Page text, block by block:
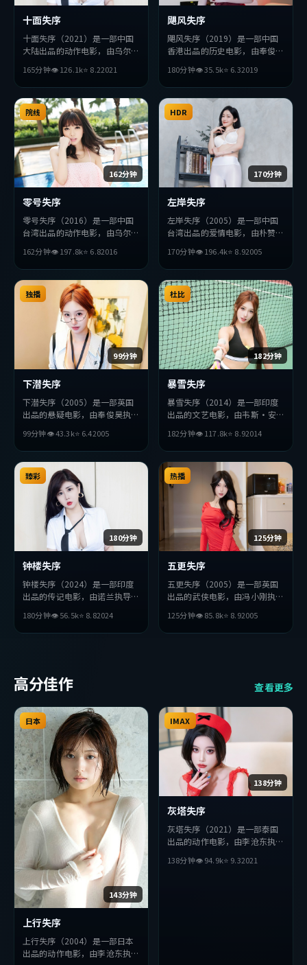
十面失序
十面失序（2021）是一部中国
大陆出品的动作电影，由乌尔善
等主演。影片在叙事与视听上力
求突破，探讨人性与抉择，节奏
张弛有度，适合喜欢该类型的观
众完整观看。
165分钟👁126.1k⭐ 8.22021
飓风失序
飓风失序（2019）是一部中国
香港出品的历史电影，由奉俊昊
安·墨菲等主演。影片在叙事
与视听上力求突破，探讨人性与
抉择，节奏张弛有度，适合喜欢
该类型的观众完整观看。
180分钟👁35.5k⭐ 6.32019
162分钟
院线
零号失序
零号失序（2016）是一部中国
台湾出品的动作电影，由乌尔善
·查拉梅等主演。影片在叙事
与视听上力求突破，探讨人性与
抉择，节奏张弛有度，适合喜欢
该类型的观众完整观看。
162分钟👁197.8k⭐ 6.82016
170分钟
HDR
左岸失序
左岸失序（2005）是一部中国
台湾出品的爱情电影，由朴赞郁
腾、廖凡等主演。影片在叙事与
视听上力求突破，探讨人性与抉
择，节奏张弛有度，适合喜欢该
类型的观众完整观看。
170分钟👁196.4k⭐ 8.92005
99分钟
独播
下潜失序
下潜失序（2005）是一部英国
出品的悬疑电影，由奉俊昊执
主演。影片在叙事与视听上力求
突破，探讨人性与抉择，节奏张
弛有度，适合喜欢该类型的观众
完整观看。
99分钟👁43.3k⭐ 6.42005
182分钟
杜比
暴雪失序
暴雪失序（2014）是一部印度
出品的文艺电影，由韦斯·安
日等主演。影片在叙事与视听上
力求突破，探讨人性与抉择，节
奏张弛有度，适合喜欢该类型的
观众完整观看。
182分钟👁117.8k⭐ 8.92014
180分钟
臻彩
钟楼失序
钟楼失序（2024）是一部印度
出品的传记电影，由诺兰执导，
演。影片在叙事与视听上力求突
破，探讨人性与抉择，节奏张弛
180分钟👁56.5k⭐ 8.82024
125分钟
热播
五更失序
五更失序（2005）是一部英国
出品的武侠电影，由冯小刚执
主演。影片在叙事与视听上力求
突破，探讨人性与抉择，节奏张
125分钟👁85.8k⭐ 8.92005
高分佳作 查看更多
143分钟
日本
上行失序
上行失序（2004）是一部日本
出品的动作电影，由李沧东执
138分钟
IMAX
灰塔失序
灰塔失序（2021）是一部泰国
出品的动作电影，由李沧东执
演。影片在叙事与视听上力求突
138分钟👁94.9k⭐ 9.32021